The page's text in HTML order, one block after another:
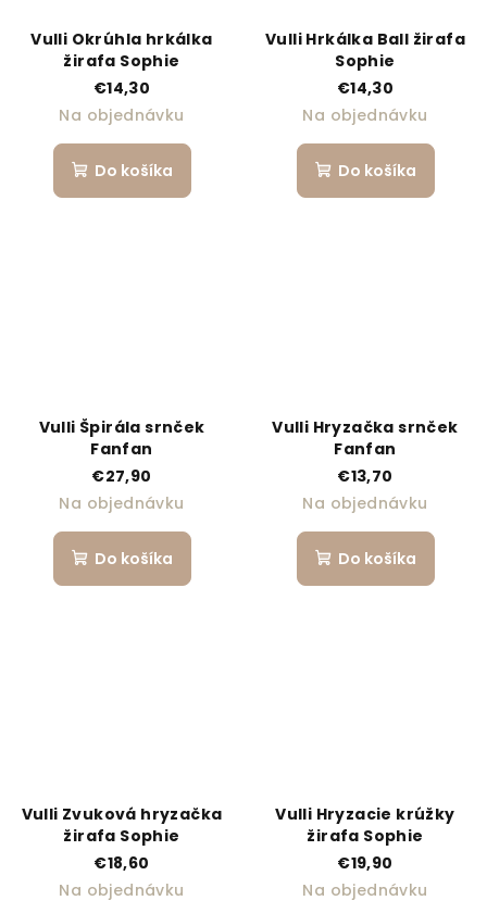
Vulli Okrúhla hrkálka
žirafa Sophie
€14,30
Na objednávku
Do košíka
Vulli Hrkálka Ball žirafa
Sophie
€14,30
Na objednávku
Do košíka
Vulli Špirála srnček
Fanfan
€27,90
Na objednávku
Do košíka
Vulli Hryzačka srnček
Fanfan
€13,70
Na objednávku
Do košíka
Vulli Zvuková hryzačka
žirafa Sophie
€18,60
Na objednávku
Vulli Hryzacie krúžky
žirafa Sophie
€19,90
Na objednávku